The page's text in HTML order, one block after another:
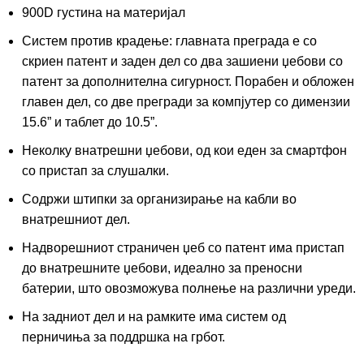
900D густина на материјал
Систем против крадење: главната преграда е со
скриен патент и заден дел со два зашиени џебови со
патент за дополнителна сигурност. Порабен и обложен
главен дел, со две прегради за компјутер со димензии
15.6” и таблет до 10.5”.
Неколку внатрешни џебови, од кои еден за смартфон
со пристап за слушалки.
Содржи штипки за организирање на кабли во
внатрешниот дел.
Надворешниот страничен џеб со патент има пристап
до внатрешните џебови, идеално за преносни
батерии, што овозможува полнење на различни уреди.
На задниот дел и на рамките има систем од
перничиња за поддршка на грбот.